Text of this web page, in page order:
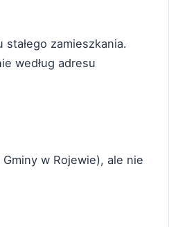
zamieszkania.
według adresu
w Rojewie), ale nie